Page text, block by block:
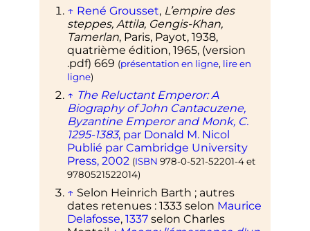
↑ René Grousset, L’empire des
steppes, Attila, Gengis-Khan,
Tamerlan, Paris, Payot, 1938,
quatrième édition, 1965, (version
.pdf) 669 (présentation en ligne, lire en
ligne)
↑ The Reluctant Emperor: A
Biography of John Cantacuzene,
Byzantine Emperor and Monk, C.
1295-1383, par Donald M. Nicol
Publié par Cambridge University
Press, 2002 (ISBN 978-0-521-52201-4et
9780521522014)
↑ Selon Heinrich Barth ; autres
dates retenues : 1333 selon Maurice
Delafosse, 1337selon Charles